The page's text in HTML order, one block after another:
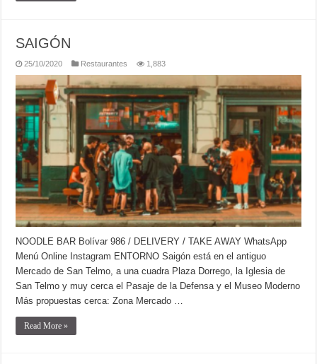
SAIGÓN
25/10/2020 Restaurantes 1,883
NOODLE BAR Bolívar 986 / DELIVERY / TAKE AWAY WhatsApp
Menú Online Instagram ENTORNO Saigón está en el antiguo
Mercado de San Telmo, a una cuadra Plaza Dorrego, la Iglesia de
San Telmo y muy cerca el Pasaje de la Defensa y el Museo Moderno
Más propuestas cerca: Zona Mercado …
Read More »